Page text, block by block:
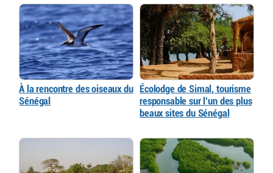
À la rencontre des oiseaux du
Sénégal
Écolodge de Simal, tourisme
responsable sur l’un des plus
beaux sites du Sénégal